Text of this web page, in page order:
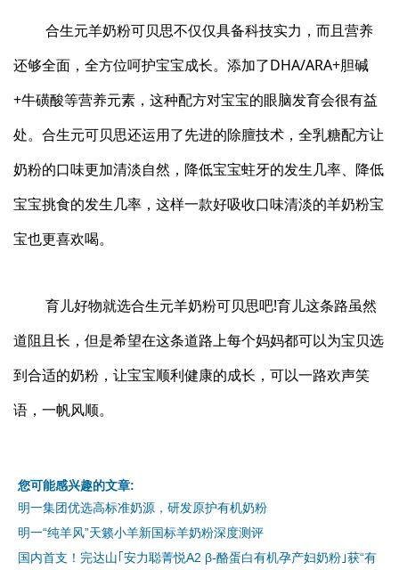
合生元羊奶粉可贝思不仅仅具备科技实力，而且营养
还够全面，全方位呵护宝宝成长。添加了DHA/ARA+胆碱
+牛磺酸等营养元素，这种配方对宝宝的眼脑发育会很有益
处。合生元可贝思还运用了先进的除膻技术，全乳糖配方让
奶粉的口味更加清淡自然，降低宝宝蛀牙的发生几率、降低
宝宝挑食的发生几率，这样一款好吸收口味清淡的羊奶粉宝
宝也更喜欢喝。
育儿好物就选合生元羊奶粉可贝思吧!育儿这条路虽然
道阻且长，但是希望在这条道路上每个妈妈都可以为宝贝选
到合适的奶粉，让宝宝顺利健康的成长，可以一路欢声笑
语，一帆风顺。
您可能感兴趣的文章:
明一集团优选高标准奶源，研发原护有机奶粉
明一“纯羊风”天籁小羊新国标羊奶粉深度测评
国内首支！完达山｢安力聪菁悦A2 β-酪蛋白有机孕产妇奶粉｣获“有